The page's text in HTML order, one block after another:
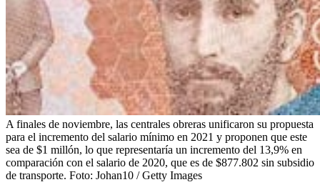
A finales de noviembre, las centrales obreras unificaron su propuesta
para el incremento del salario mínimo en 2021 y proponen que este
sea de $1 millón, lo que representaría un incremento del 13,9% en
comparación con el salario de 2020, que es de $877.802 sin subsidio
de transporte. Foto: Johan10 / Getty Images